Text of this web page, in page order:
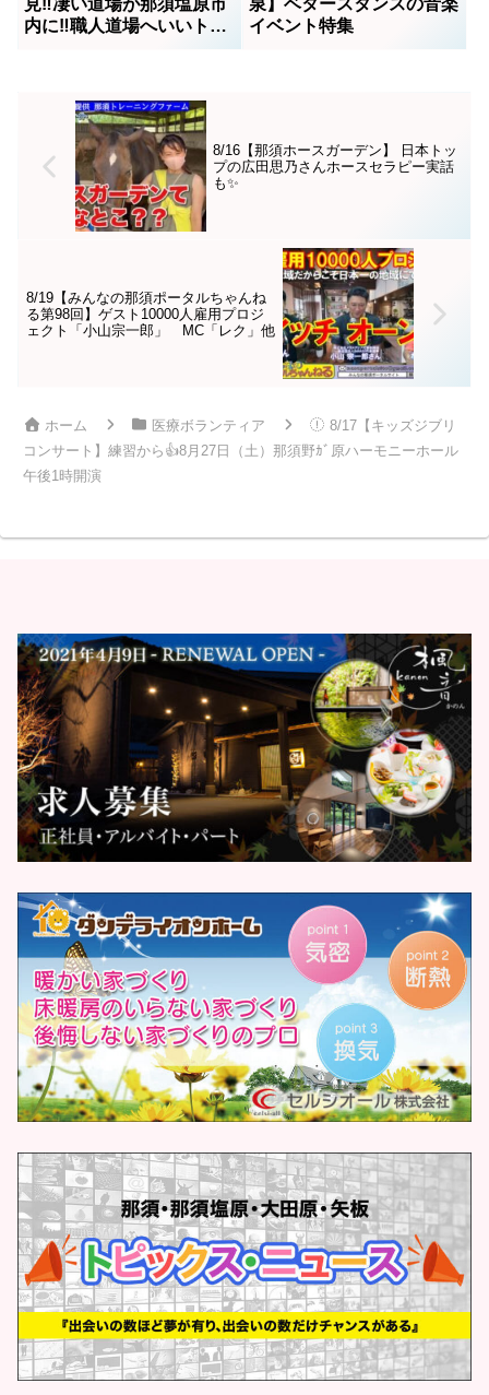
内に‼️職人道場へいいトコ
イベント特集
8/16【那須ホースガーデン】 日本トッ
プの広田思乃さんホースセラピー実話
も✨
8/19【みんなの那須ポータルちゃんね
る第98回】ゲスト10000人雇用プロジ
ェクト「小山宗一郎」 MC「レク」他
ホーム 医療ボランティア
8/17【キッズジブリ
コンサート】練習から👍8月27日（土）那須野ｶﾞ原ハーモニーホール
午後1時開演